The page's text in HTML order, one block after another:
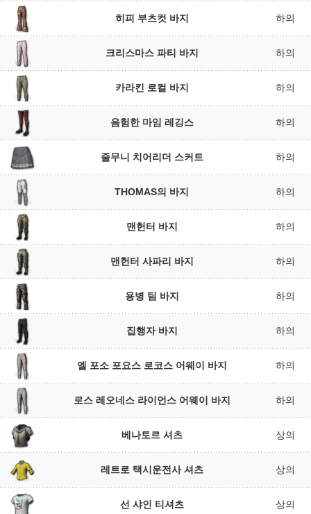
히피 부츠컷 바지 하의
크리스마스 파티 바지 하의
카라킨 로컬 바지 하의
음험한 마임 레깅스 하의
줄무니 치어리더 스커트 하의
THOMAS의 바지 하의
맨헌터 바지 하의
맨헌터 사파리 바지 하의
용병 팀 바지 하의
집행자 바지 하의
엘 포소 포요스 로코스 어웨이 바지 하의
로스 레오네스 라이언스 어웨이 바지 하의
베나토르 셔츠 상의
레트로 택시운전사 셔츠 상의
선 샤인 티셔츠 상의